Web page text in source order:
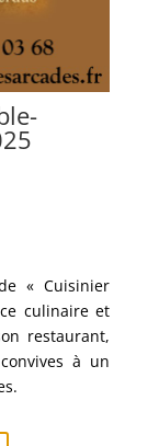
« Cuisinier
culinaire et
restaurant,
à un